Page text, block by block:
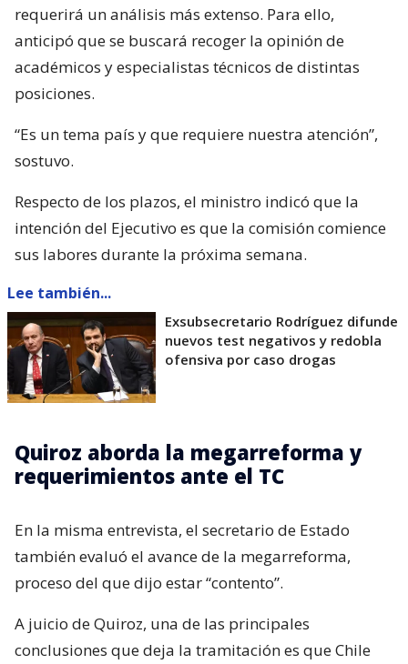
requerirá un análisis más extenso. Para ello,
anticipó que se buscará recoger la opinión de
académicos y especialistas técnicos de distintas
posiciones.
“Es un tema país y que requiere nuestra atención”,
sostuvo.
Respecto de los plazos, el ministro indicó que la
intención del Ejecutivo es que la comisión comience
sus labores durante la próxima semana.
Lee también...
Exsubsecretario Rodríguez difunde
nuevos test negativos y redobla
ofensiva por caso drogas
Quiroz aborda la megarreforma y
requerimientos ante el TC
En la misma entrevista, el secretario de Estado
también evaluó el avance de la megarreforma,
proceso del que dijo estar “contento”.
A juicio de Quiroz, una de las principales
conclusiones que deja la tramitación es que Chile